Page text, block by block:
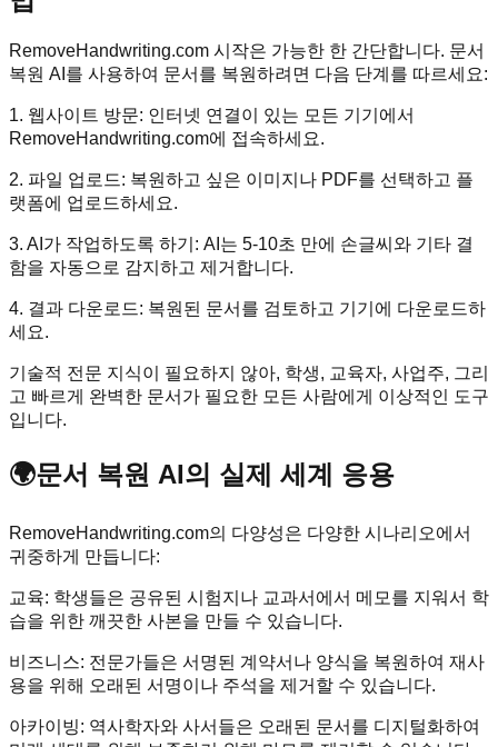
RemoveHandwriting.com 시작은 가능한 한 간단합니다. 문서
복원 AI를 사용하여 문서를 복원하려면 다음 단계를 따르세요:
1. 웹사이트 방문: 인터넷 연결이 있는 모든 기기에서
RemoveHandwriting.com에 접속하세요.
2. 파일 업로드: 복원하고 싶은 이미지나 PDF를 선택하고 플
랫폼에 업로드하세요.
3. AI가 작업하도록 하기: AI는 5-10초 만에 손글씨와 기타 결
함을 자동으로 감지하고 제거합니다.
4. 결과 다운로드: 복원된 문서를 검토하고 기기에 다운로드하
세요.
기술적 전문 지식이 필요하지 않아, 학생, 교육자, 사업주, 그리
고 빠르게 완벽한 문서가 필요한 모든 사람에게 이상적인 도구
입니다.
🌍문서 복원 AI의 실제 세계 응용
RemoveHandwriting.com의 다양성은 다양한 시나리오에서
귀중하게 만듭니다:
교육: 학생들은 공유된 시험지나 교과서에서 메모를 지워서 학
습을 위한 깨끗한 사본을 만들 수 있습니다.
비즈니스: 전문가들은 서명된 계약서나 양식을 복원하여 재사
용을 위해 오래된 서명이나 주석을 제거할 수 있습니다.
아카이빙: 역사학자와 사서들은 오래된 문서를 디지털화하여